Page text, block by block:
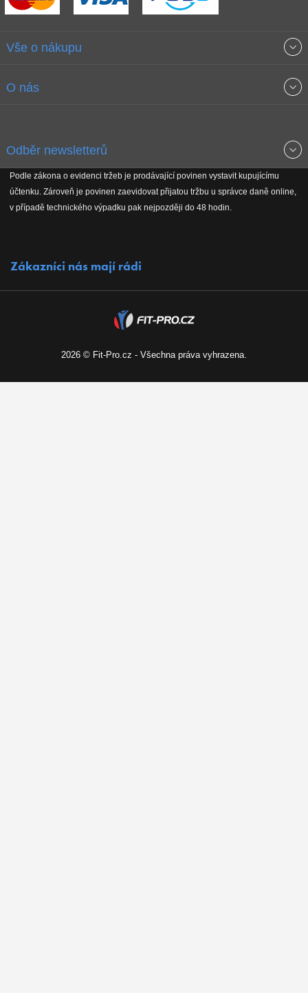
Vše o nákupu
Obchodní podmínky
Reklamační řád
O nás
Koho podporujeme
Odběr newsletterů
Získejte přehled o novinkách, slevách, akčním zboží a upozornění
na nové články v magazínu!
Podle zákona o evidenci tržeb je prodávající povinen vystavit kupujícímu
účtenku. Zároveň je povinen zaevidovat přijatou tržbu u správce daně online,
v případě technického výpadku pak nejpozději do 48 hodin.
Zákazníci nás mají rádi
2026 © Fit-Pro.cz - Všechna práva vyhrazena.